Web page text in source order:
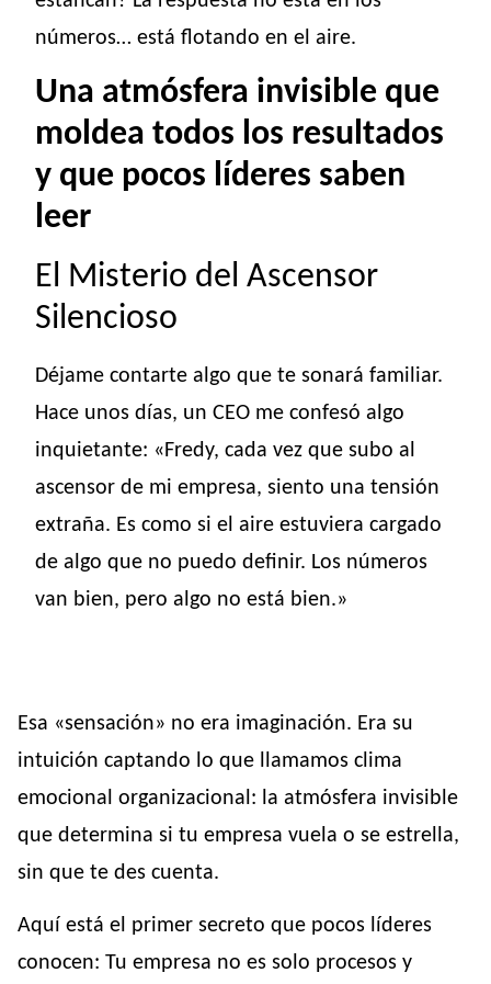
números… está flotando en el aire.
Una atmósfera invisible que
moldea todos los resultados
y que pocos líderes saben
leer
El Misterio del Ascensor
Silencioso
Déjame contarte algo que te sonará familiar.
Hace unos días, un CEO me confesó algo
inquietante: «Fredy, cada vez que subo al
ascensor de mi empresa, siento una tensión
extraña. Es como si el aire estuviera cargado
de algo que no puedo definir. Los números
van bien, pero algo no está bien.»
Esa «sensación» no era imaginación. Era su
intuición captando lo que llamamos clima
emocional organizacional: la atmósfera invisible
que determina si tu empresa vuela o se estrella,
sin que te des cuenta.
Aquí está el primer secreto que pocos líderes
conocen: Tu empresa no es solo procesos y